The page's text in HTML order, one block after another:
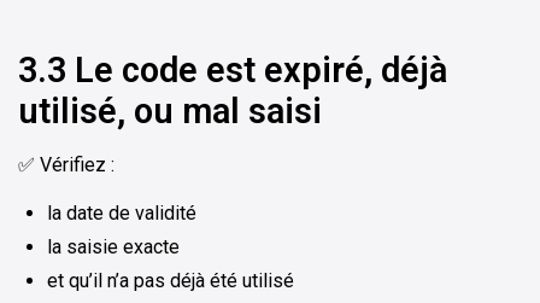
3.3 Le code est expiré, déjà
utilisé, ou mal saisi
✅ Vérifiez :
la date de validité
la saisie exacte
et qu’il n’a pas déjà été utilisé